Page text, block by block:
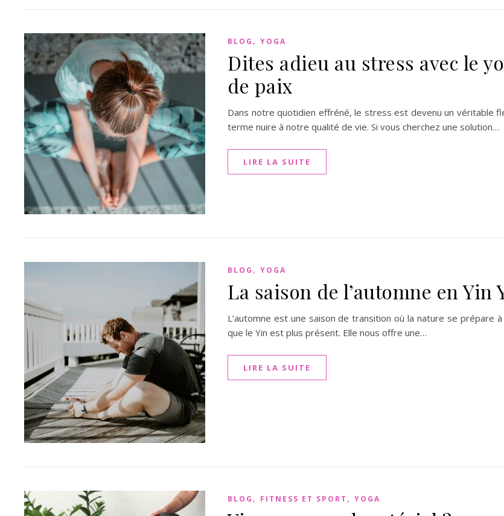
BLOG , YOGA
Dites adieu au stress avec le
de paix
Dans notre quotidien effréné, le stress est devenu un véritable
terme nuire à notre qualité de vie. Si vous cherchez une solution…
LIRE LA SUITE
BLOG , YOGA
La saison de l’automne en Yin
L’automne est une saison de transition où la nature se
que le Yin est plus présent. Elle nous offre une…
LIRE LA SUITE
BLOG , FITNESS ET SPORT , YOGA